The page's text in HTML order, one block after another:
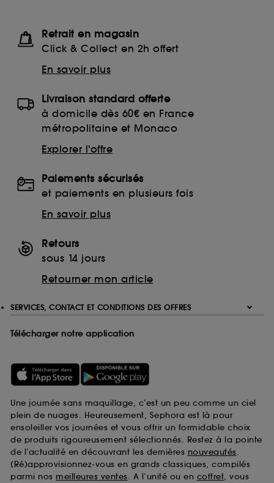
Retrait en magasin
Click & Collect en 2h offert
En savoir plus
Livraison standard offerte
à domicile dès 60€ en France
métropolitaine et Monaco
Explorer l'offre
Paiements sécurisés
et paiements en plusieurs fois
En savoir plus
Retours
sous 14 jours
Retourner mon article
SERVICES, CONTACT ET CONDITIONS DES OFFRES
Télécharger notre application
Une journée sans maquillage, c’est un peu comme un ciel
plein de nuages. Heureusement, Sephora est là pour
ensoleiller vos journées et vous offrir un formidable choix
de produits rigoureusement sélectionnés. Restez à la pointe
de l’actualité en découvrant les dernières nouveautés.
(Ré)approvisionnez-vous en grands classiques, compilés
parmi nos meilleures ventes. A l’unité ou en coffret, vous